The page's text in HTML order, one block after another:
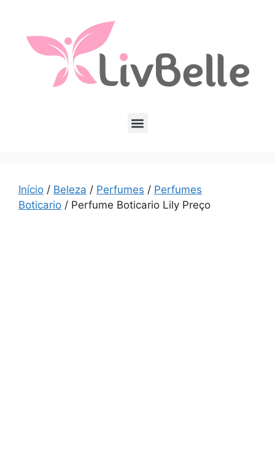
Início / Beleza / Perfumes / Perfumes
Boticario / Perfume Boticario Lily Preço